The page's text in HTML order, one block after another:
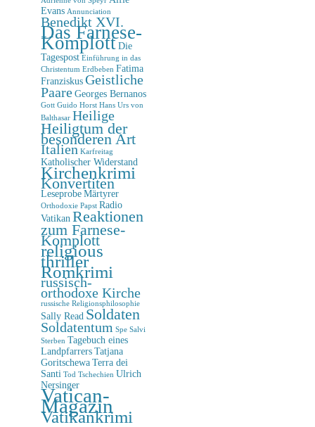
Evans Annunciation
Benedikt XVI.
Das Farnese-
Komplott Die
Tagespost Einführung in das
Christentum Erdbeben Fatima
Franziskus Geistliche
Paare Georges Bernanos
Gott Guido Horst Hans Urs von
Balthasar Heilige
Heiligtum der
besonderen Art
Italien Karfreitag
Katholischer Widerstand
Kirchenkrimi
Konvertiten
Leseprobe Märtyrer
Orthodoxie Papst Radio
Vatikan Reaktionen
zum Farnese-
Komplott
religious
thriller
Romkrimi
russisch-
orthodoxe Kirche
russische Religionsphilosophie
Sally Read Soldaten
Soldatentum Spe Salvi
Sterben Tagebuch eines
Landpfarrers Tatjana
Goritschewa Terra dei
Santi Tod Tschechien Ulrich
Nersinger
Vatican-
Magazin
Vatikankrimi